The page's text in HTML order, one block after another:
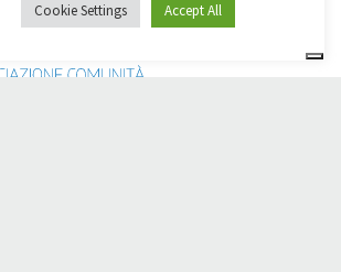
Cookie Settings Accept All